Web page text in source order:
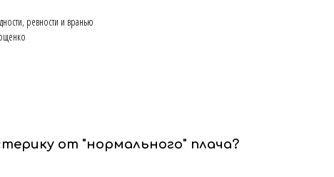
ревности и вранью
от "нормального" плача?